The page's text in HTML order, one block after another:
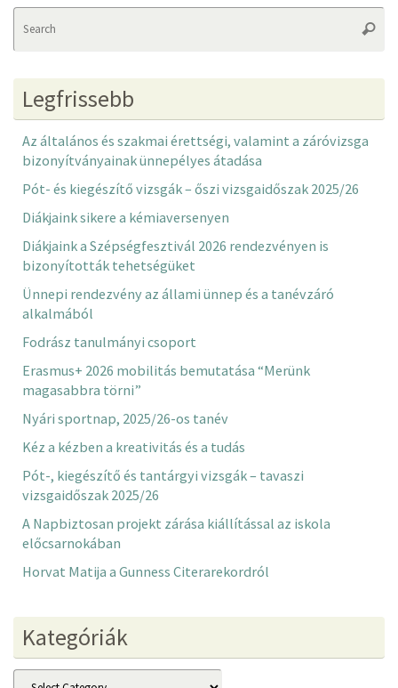
Legfrissebb
Az általános és szakmai érettségi, valamint a záróvizsga
bizonyítványainak ünnepélyes átadása
Pót- és kiegészítő vizsgák – őszi vizsgaidőszak 2025/26
Diákjaink sikere a kémiaversenyen
Diákjaink a Szépségfesztivál 2026 rendezvényen is
bizonyították tehetségüket
Ünnepi rendezvény az állami ünnep és a tanévzáró
alkalmából
Fodrász tanulmányi csoport
Erasmus+ 2026 mobilitás bemutatása “Merünk
magasabbra törni”
Nyári sportnap, 2025/26-os tanév
Kéz a kézben a kreativitás és a tudás
Pót-, kiegészítő és tantárgyi vizsgák – tavaszi
vizsgaidőszak 2025/26
A Napbiztosan projekt zárása kiállítással az iskola
előcsarnokában
Horvat Matija a Gunness Citerarekordról
Kategóriák
Kategóriák